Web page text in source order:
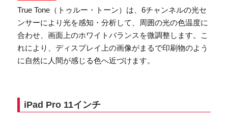
True Tone（トゥルー・トーン）は、6チャンネルの光セ
ンサーにより光を感知・分析して、周囲の光の色温度に
合わせ、画面上のホワイトバランスを微調整します。こ
れにより、ディスプレイ上の画像がまるで印刷物のよう
に自然に人間が感じる色へ近づけます。
iPad Pro 11インチ